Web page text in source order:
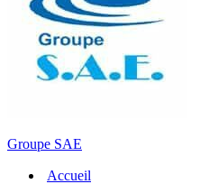
Groupe SAE
Accueil